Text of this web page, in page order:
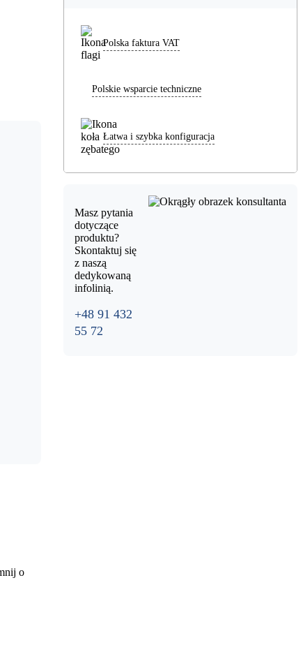
o
Polska faktura VAT
Polskie wsparcie techniczne
Łatwa i szybka konfiguracja
Masz pytania
dotyczące
produktu?
Skontaktuj się
z naszą
dedykowaną
infolinią.
+48 91 432
55 72